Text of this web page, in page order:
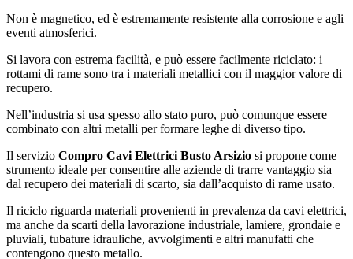
Non è magnetico, ed è estremamente resistente alla corrosione e agli
eventi atmosferici.
Si lavora con estrema facilità, e può essere facilmente riciclato: i
rottami di rame sono tra i materiali metallici con il maggior valore di
recupero.
Nell’industria si usa spesso allo stato puro, può comunque essere
combinato con altri metalli per formare leghe di diverso tipo.
Il servizio Compro Cavi Elettrici Busto Arsizio si propone come
strumento ideale per consentire alle aziende di trarre vantaggio sia
dal recupero dei materiali di scarto, sia dall’acquisto di rame usato.
Il riciclo riguarda materiali provenienti in prevalenza da cavi elettrici,
ma anche da scarti della lavorazione industriale, lamiere, grondaie e
pluviali, tubature idrauliche, avvolgimenti e altri manufatti che
contengono questo metallo.